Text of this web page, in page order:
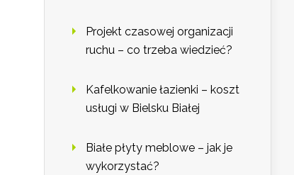
Projekt czasowej organizacji
ruchu – co trzeba wiedzieć?
Kafelkowanie łazienki – koszt
usługi w Bielsku Białej
Białe płyty meblowe – jak je
wykorzystać?